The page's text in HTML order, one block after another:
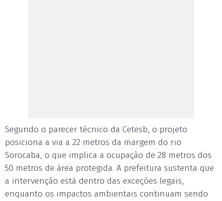
Segundo o parecer técnico da Cetesb, o projeto
posiciona a via a 22 metros da margem do rio
Sorocaba, o que implica a ocupação de 28 metros dos
50 metros de área protegida. A prefeitura sustenta que
a intervenção está dentro das exceções legais,
enquanto os impactos ambientais continuam sendo